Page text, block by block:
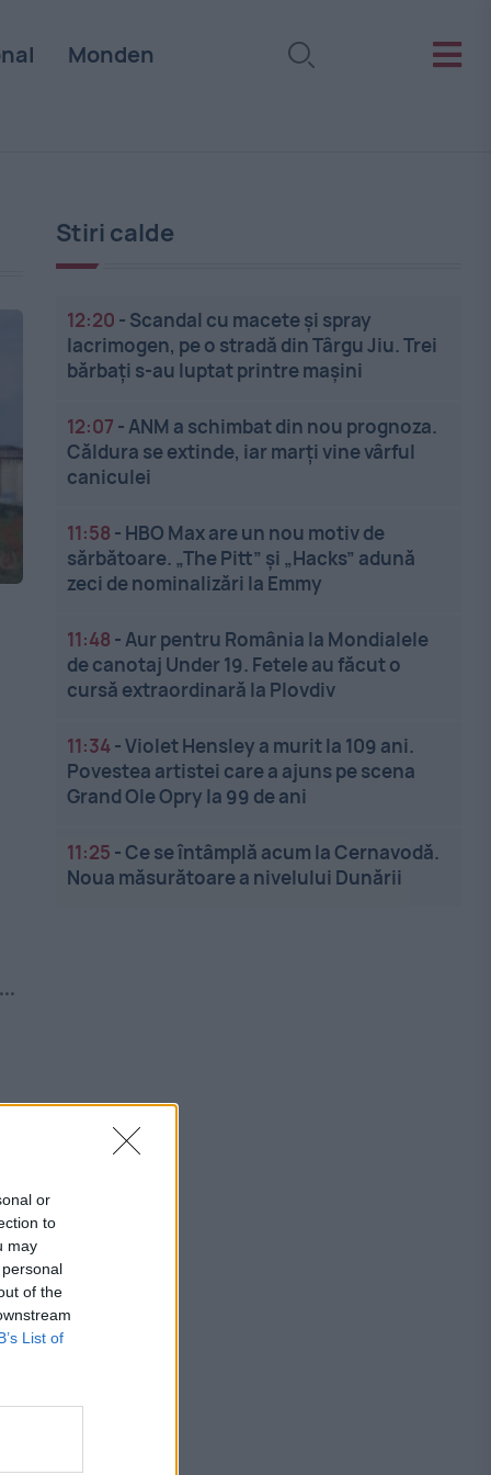
or
to
may
of the
List of
Monden
Stiri calde
12:20 - Scandal cu macete și spray
lacrimogen, pe o stradă din Târgu Jiu. Trei
bărbați s-au luptat printre mașini
12:07 -ANM a schimbat din nou prognoza.
Căldura se extinde, iar marți vine vârful
caniculei
11:58 - HBO Max are un nou motiv de
sărbătoare. „The Pitt” și „Hacks” adună
zeci de nominalizări la Emmy
11:48 -Aur pentru România la Mondialele
de canotaj Under 19. Fetele au făcut o
cursă extraordinară la Plovdiv
11:34-Violet Hensley a murit la 109 ani.
Povestea artistei care a ajuns pe scena
Grand Ole Opry la 99 de ani
11:25 -Ce se întâmplă acum la Cernavodă.
Noua măsurătoare a nivelului Dunării